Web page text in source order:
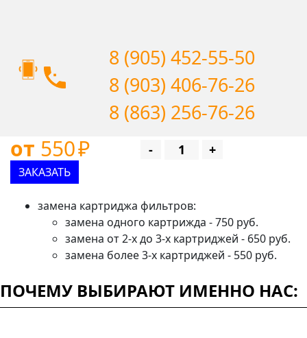
8 (905) 452-55-50
8 (903) 406-76-26
8 (863) 256-76-26
от 550₽ - +
ЗАКАЗАТЬ
замена картриджа фильтров:
замена одного картрижда - 750 руб.
замена от 2-х до 3-х картриджей - 650 руб.
замена более 3-х картриджей - 550 руб.
ПОЧЕМУ ВЫБИРАЮТ ИМЕННО НАС: